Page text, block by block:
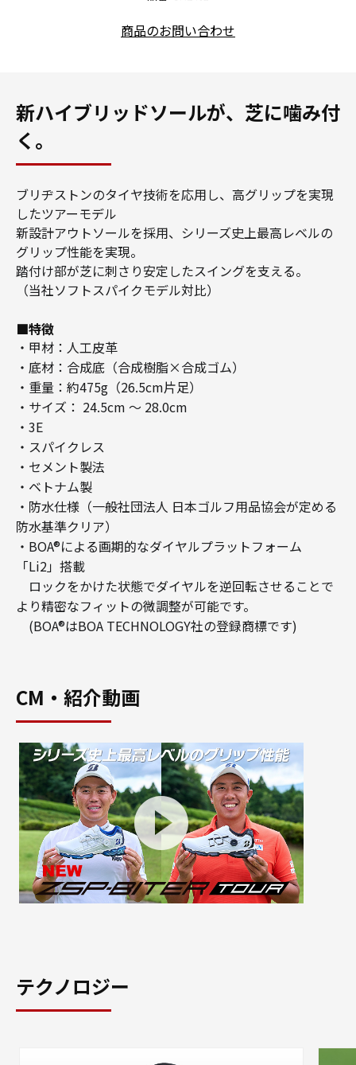
商品のお問い合わせ
新ハイブリッドソールが、芝に噛み付
く。
ブリヂストンのタイヤ技術を応用し、高グリップを実現
したツアーモデル
新設計アウトソールを採用、シリーズ史上最高レベルの
グリップ性能を実現。
踏付け部が芝に刺さり安定したスイングを支える。
（当社ソフトスパイクモデル対比）
■特徴
・甲材：人工皮革
・底材：合成底（合成樹脂×合成ゴム）
・重量：約475g（26.5cm片足）
・サイズ： 24.5cm ～ 28.0cm
・3E
・スパイクレス
・セメント製法
・ベトナム製
・防水仕様（一般社団法人 日本ゴルフ用品協会が定める
防水基準クリア）
・BOA®による画期的なダイヤルプラットフォーム
「Li2」搭載
ロックをかけた状態でダイヤルを逆回転させることで
より精密なフィットの微調整が可能です。
(BOA®はBOA TECHNOLOGY社の登録商標です)
CM・紹介動画
テクノロジー